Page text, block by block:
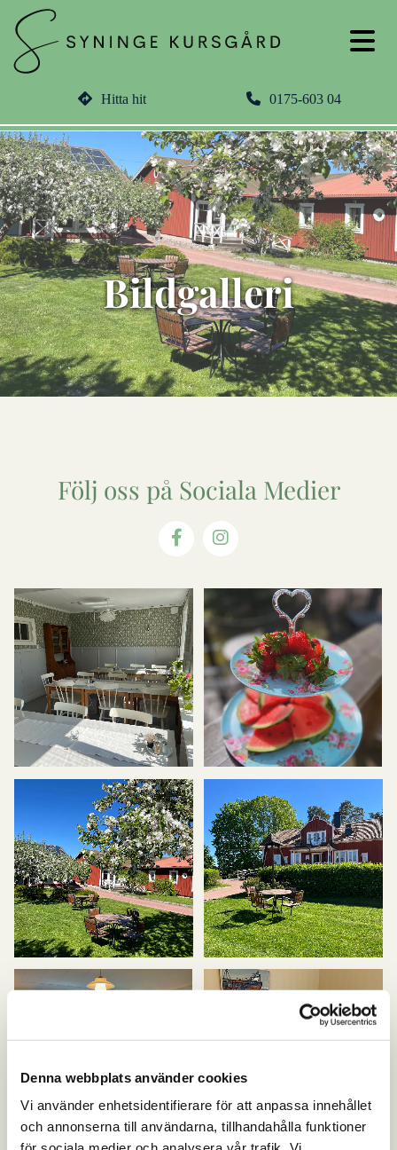
Denna webbplats använder cookies
Vi använder enhetsidentifierare för att anpassa innehållet
och annonserna till användarna, tillhandahålla funktioner
0175-603 04
Hitta hit
Bildgalleri
Följ oss på Sociala Medier